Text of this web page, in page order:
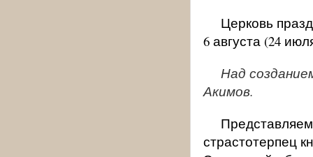
Церковь
6 августа (24
Над
Акимов.
страстотерпец